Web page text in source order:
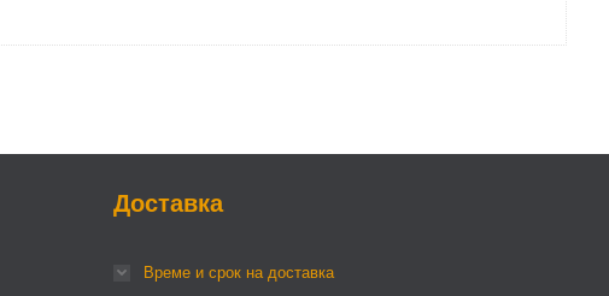
Доставка
Време и срок на доставка